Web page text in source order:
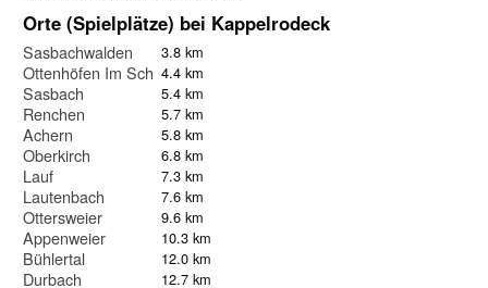
Orte (Spielplätze) bei Kappelrodeck
Sasbachwalden 3.8 km
Ottenhöfen Im Schwarzwald
4.4 km
Sasbach 5.4 km
Renchen 5.7 km
Achern 5.8 km
Oberkirch 6.8 km
Lauf 7.3 km
Lautenbach 7.6 km
Ottersweier 9.6 km
Appenweier 10.3 km
Bühlertal 12.0 km
Durbach 12.7 km